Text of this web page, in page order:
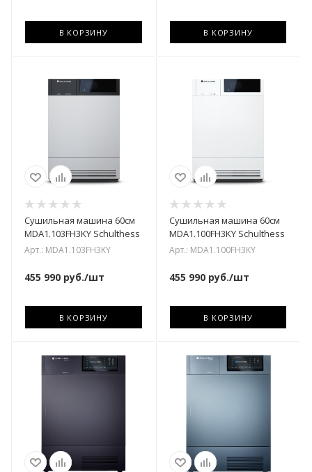
В КОРЗИНУ В КОРЗИНУ
Сушильная машина 60см
MDA1.103FH3KY Schulthess
Арт.: MDA1.103FH3KY
455 990 руб./шт
В КОРЗИНУ
Сушильная машина 60см
MDA1.100FH3KY Schulthess
Арт.: MDA1.100FH3KY
455 990руб./шт
В КОРЗИНУ